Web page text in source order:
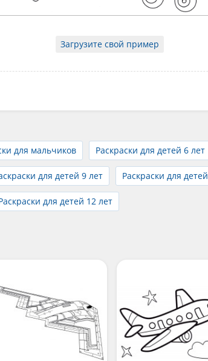
Загрузите свой пример
для мальчиков Раскраски для детей 6 лет
для детей 9 лет Раскраски для
для детей 12 лет